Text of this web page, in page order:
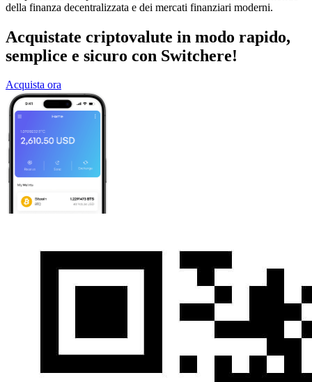
della finanza decentralizzata e dei mercati finanziari moderni.
Acquistate criptovalute in modo rapido,
semplice e sicuro con Switchere!
Acquista ora